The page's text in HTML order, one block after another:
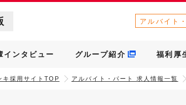
アルバイト
インタビュー グループ紹介 福利厚
キ採用サイトTOP アルバイト・パート 求人情報一覧